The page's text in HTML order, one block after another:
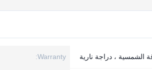
Warranty: